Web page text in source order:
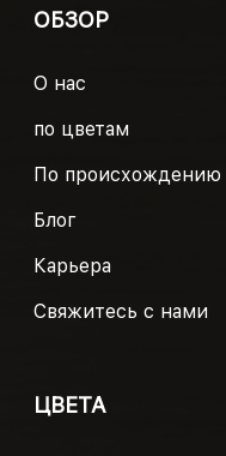
ОБЗОР
О нас
по цветам
По происхождению
Блог
Карьера
Свяжитесь с нами
ЦВЕТА